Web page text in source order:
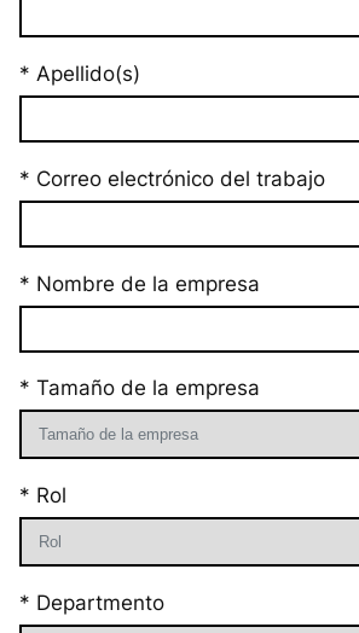
* Apellido(s)
* Correo electrónico del trabajo
* Nombre de la empresa
* Tamaño de la empresa
* Rol
* Departmento